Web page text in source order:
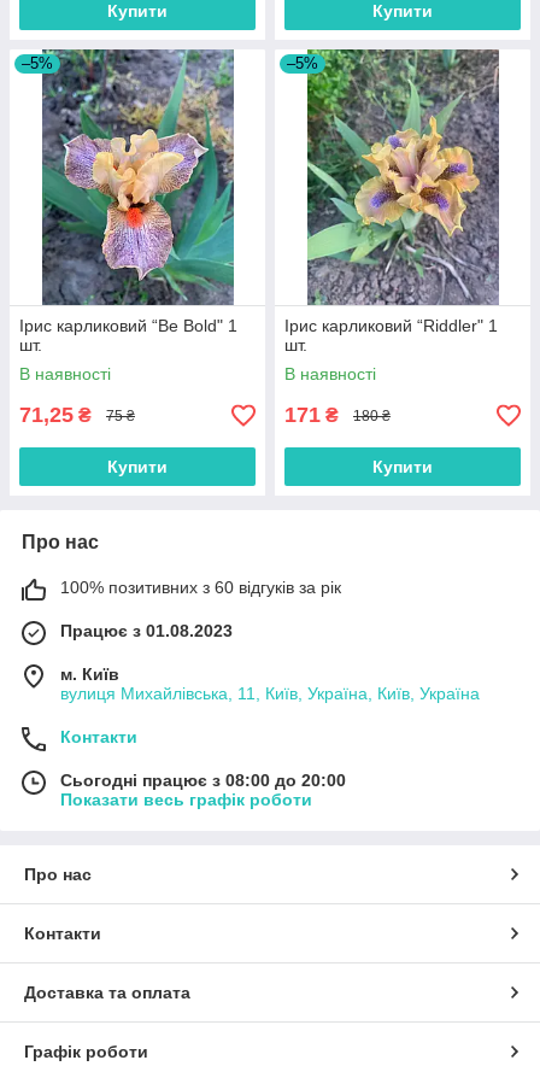
Купити Купити
–5%
Ірис карликовий “Be Bold" 1
шт.
В наявності
71,25 ₴ 75 ₴
Купити
–5%
Ірис карликовий “Riddler" 1
шт.
В наявності
171 ₴ 180 ₴
Купити
Про нас
100% позитивних з 60 відгуків за рік
Працює з 01.08.2023
м. Київ
вулиця Михайлівська, 11, Київ, Україна, Київ, Україна
Контакти
Сьогодні працює з 08:00 до 20:00
Показати весь графік роботи
Про нас
Контакти
Доставка та оплата
Графік роботи